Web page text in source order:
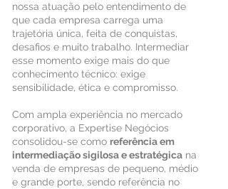
nossa atuação pelo entendimento de
que cada empresa carrega uma
trajetória única, feita de conquistas,
desafios e muito trabalho. Intermediar
esse momento exige mais do que
conhecimento técnico: exige
sensibilidade, ética e compromisso.
Com ampla experiência no mercado
corporativo, a Expertise Negócios
consolidou-se como referência em
intermediação sigilosa e estratégica na
venda de empresas de pequeno, médio
e grande porte, sendo referência no